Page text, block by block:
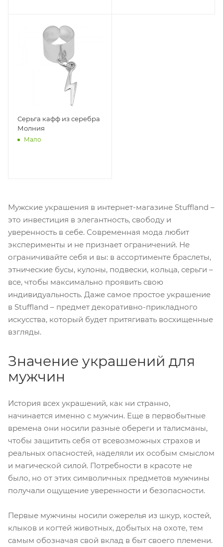
Серьга кафф из серебра
Молния
Мало
Мужские украшения в интернет-магазине Stuffland –
это инвестиция в элегантность, свободу и
уверенность в себе. Современная мода любит
эксперименты и не признает ограничений. Не
ограничивайте себя и вы: в ассортименте браслеты,
этнические бусы, кулоны, подвески, кольца, серьги –
все, чтобы максимально проявить свою
индивидуальность. Даже самое простое украшение
в Stuffland – предмет декоративно-прикладного
искусст­ва, который будет притягивать восхищенные
взгляды.
Значение украшений для
мужчин
История всех украшений, как ни странно,
начинается именно с мужчин. Еще в первобытные
времена они носили разные обереги и талисманы,
чтобы защитить себя от всевозможных страхов и
реальных опасностей, наделяли их особым смыслом
и магической силой. Потребности в красоте не
было, но от этих символичных предметов мужчины
получали ощущение уверенности и безопасности.
Первые мужчины носили ожерелья из шкур, костей,
клыков и когтей животных, добытых на охоте, тем
самым обозначая свой вклад в быт своего племени.